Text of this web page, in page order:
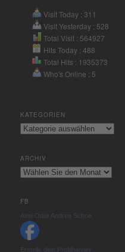
Visit Today : 311
Visit Yesterday : 528
Total Visit : 564927
Hits Today : 488
Total Hits : 1935373
Who's Online : 5
KATEGORIEN
Kategorien
ARCHIV
Archiv
FB
Axel Oder Andrea Schoe
Erstelle dein Profilbanner